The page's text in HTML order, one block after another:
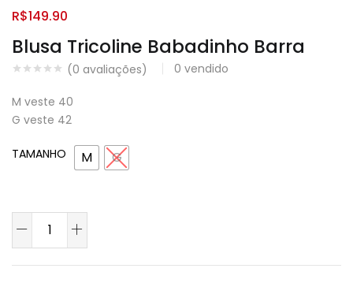
Blusa Tricoline Babadinho Barra
(0 avaliações) 0 vendido
R$149.90
M veste 40
G veste 42
TAMANHO M G